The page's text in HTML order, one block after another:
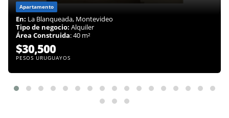
Apartamento
En: La Blanqueada, Montevideo
Tipo de negocio: Alquiler
Área Construida: 40 m²
$30,500
PESOS URUGUAYOS